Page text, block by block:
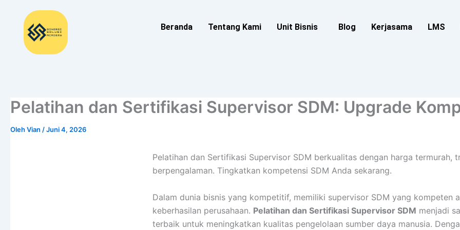
Beranda Tentang Kami Unit Bisnis Blog Kerjasama LMS
Pelatihan dan Sertifikasi Supervisor SDM: Upgrade
OlehVian /Juni 4, 2026
Pelatihan dan Sertifikasi Supervisor SDM berkualitas dengan harga termurah,
berpengalaman. Tingkatkan kompetensi SDM Anda sekarang.
Dalam dunia bisnis yang kompetitif, memiliki supervisor SDM yang kompeten
keberhasilan perusahaan. Pelatihan dan Sertifikasi Supervisor SDM menjadi
terbaik untuk meningkatkan kualitas pengelolaan sumber daya manusia.